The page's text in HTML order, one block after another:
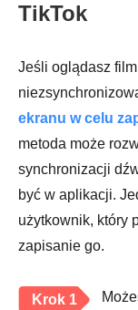
TikTok
Jeśli oglądasz
ekranu w celu
metoda może
synchronizacji
być w aplikacji.
użytkownik, który
zapisanie go.
Krok 1